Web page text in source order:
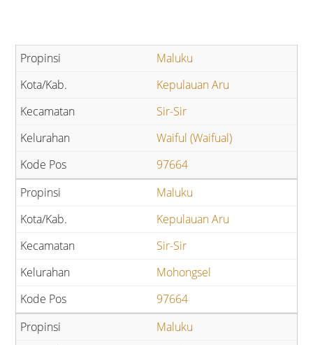
Maluku
Kepulauan Aru
Sir-Sir
Waiful (Waifual)
97664
Maluku
Kepulauan Aru
Sir-Sir
Mohongsel
97664
Maluku